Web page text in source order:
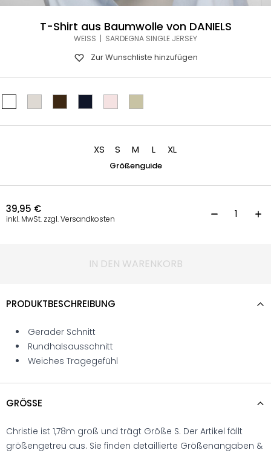
T-Shirt aus Baumwolle von DANIELS
WEISS | SARDEGNA SINGLE JERSEY
Zur Wunschliste hinzufügen
XS S M L XL
Größenguide
39,95 €
inkl. MwSt. zzgl. Versandkosten
IN DEN WARENKORB
PRODUKTBESCHREIBUNG
Gerader Schnitt
Rundhalsausschnitt
Weiches Tragegefühl
GRÖSSE
Christie ist 1,78m groß und trägt Größe S. Der Artikel fällt
größengetreu aus. Sie finden detaillierte Größenangaben &